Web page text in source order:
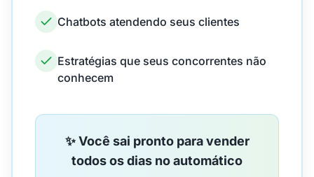
Chatbots atendendo seus clientes
Estratégias que seus concorrentes não
conhecem
✨ Você sai pronto para vender
todos os dias no automático